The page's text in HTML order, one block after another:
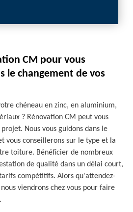
CM pour vous
le changement de vos
chéneau en zinc, en aluminium,
? Rénovation CM peut vous
Nous vous guidons dans le
vous conseillerons sur le type et la
toiture. Bénéficier de nombreux
de qualité dans un délai court,
compétitifs. Alors qu'attendez-
viendrons chez vous pour faire